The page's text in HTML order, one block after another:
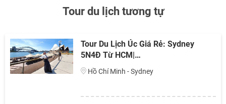
Tour du lịch tương tự
Tour Du Lịch Úc Giá Rẻ: Sydney
5N4Đ Từ HCM|…
Hồ Chí Minh - Sydney